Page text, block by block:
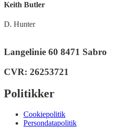
Keith Butler
D. Hunter
Langelinie 60 8471 Sabro
CVR: 26253721
Politikker
Cookiepolitik
Persondatapolitik